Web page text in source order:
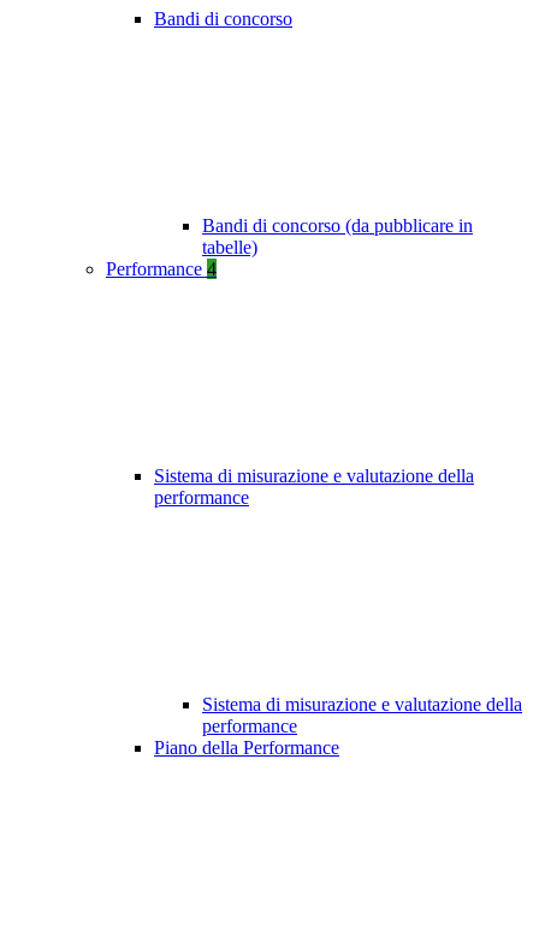
Bandi di concorso
Bandi di concorso (da pubblicare in
tabelle)
Performance 4
Sistema di misurazione e valutazione della
performance
Sistema di misurazione e valutazione della
performance
Piano della Performance